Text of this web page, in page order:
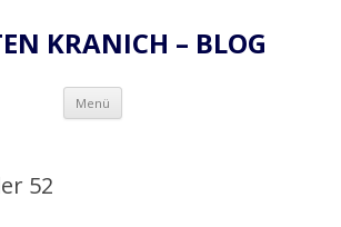
KRANICH – BLOG
Menü Zum
springen
52